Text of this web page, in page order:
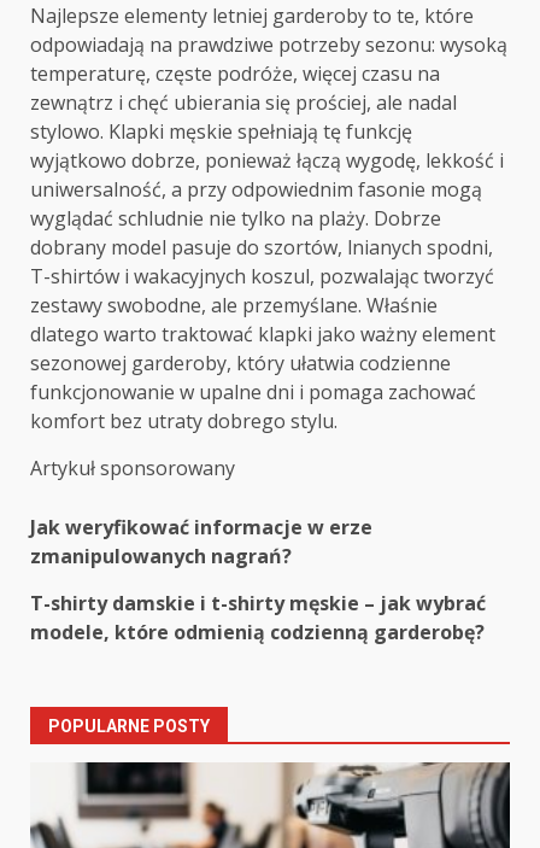
Najlepsze elementy letniej garderoby to te, które
odpowiadają na prawdziwe potrzeby sezonu: wysoką
temperaturę, częste podróże, więcej czasu na
zewnątrz i chęć ubierania się prościej, ale nadal
stylowo. Klapki męskie spełniają tę funkcję
wyjątkowo dobrze, ponieważ łączą wygodę, lekkość i
uniwersalność, a przy odpowiednim fasonie mogą
wyglądać schludnie nie tylko na plaży. Dobrze
dobrany model pasuje do szortów, lnianych spodni,
T-shirtów i wakacyjnych koszul, pozwalając tworzyć
zestawy swobodne, ale przemyślane. Właśnie
dlatego warto traktować klapki jako ważny element
sezonowej garderoby, który ułatwia codzienne
funkcjonowanie w upalne dni i pomaga zachować
komfort bez utraty dobrego stylu.
Artykuł sponsorowany
Post
navigation
Jak weryfikować informacje w erze
zmanipulowanych nagrań?
T-shirty damskie i t-shirty męskie – jak wybrać
modele, które odmienią codzienną garderobę?
POPULARNE POSTY